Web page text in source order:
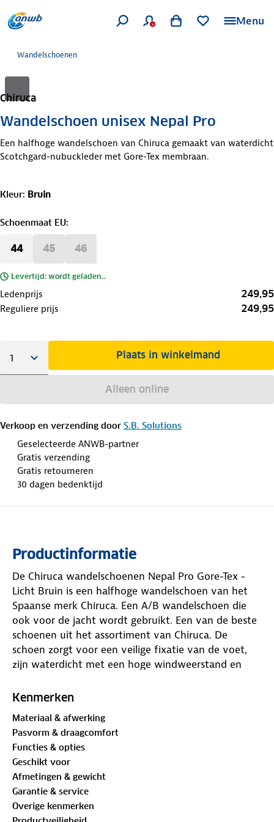
Menu
Wandelschoenen
Chiruca
Wandelschoen unisex Nepal Pro
Een halfhoge wandelschoen van Chiruca gemaakt van waterdicht
Scotchgard-nubuckleder met Gore-Tex membraan.
Kleur: Bruin
Schoenmaat EU:
44 45 46
Levertijd: wordt geladen..
Ledenprijs 249,95
Reguliere prijs 249,95
Plaats in winkelmand
Alleen online
Verkoop en verzending door S.B. Solutions
Geselecteerde ANWB-partner
Gratis verzending
Gratis retourneren
30 dagen bedenktijd
Productinformatie
De Chiruca wandelschoenen Nepal Pro Gore-Tex -
Licht Bruin is een halfhoge wandelschoen van het
Spaanse merk Chiruca. Een A/B wandelschoen die
ook voor de jacht wordt gebruikt. Een van de beste
schoenen uit het assortiment van Chiruca. De
schoen zorgt voor een veilige fixatie van de voet,
zijn waterdicht met een hoge windweerstand en
Nepal Pro:
Vetersluiting
Waterdicht Scotgard-nubuckleer
Gore-Tex Duratherm membraan
Waterdicht nappaleer
Halfhoge wandelschoen
Kenmerken
Materiaal & afwerking
Pasvorm & draagcomfort
Functies & opties
Geschikt voor
Afmetingen & gewicht
Garantie & service
Overige kenmerken